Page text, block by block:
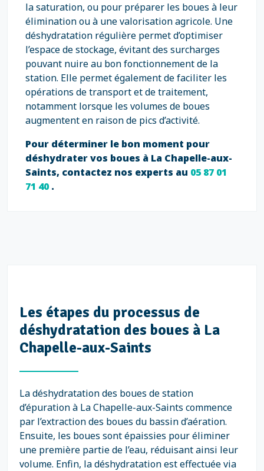
la saturation, ou pour préparer les boues à leur
élimination ou à une valorisation agricole. Une
déshydratation régulière permet d’optimiser
l’espace de stockage, évitant des surcharges
pouvant nuire au bon fonctionnement de la
station. Elle permet également de faciliter les
opérations de transport et de traitement,
notamment lorsque les volumes de boues
augmentent en raison de pics d’activité.
Pour déterminer le bon moment pour
déshydrater vos boues à La Chapelle-aux-
Saints, contactez nos experts au 05 87 01
71 40.
Les étapes du processus de
déshydratation des boues à La
Chapelle-aux-Saints
La déshydratation des boues de station
d’épuration à La Chapelle-aux-Saints commence
par l’extraction des boues du bassin d’aération.
Ensuite, les boues sont épaissies pour éliminer
une première partie de l’eau, réduisant ainsi leur
volume. Enfin, la déshydratation est effectuée via